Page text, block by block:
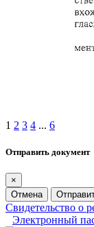
1 2 3 4 ... 6
Отправить документ
×
Отмена
Свидетельство
Электронный